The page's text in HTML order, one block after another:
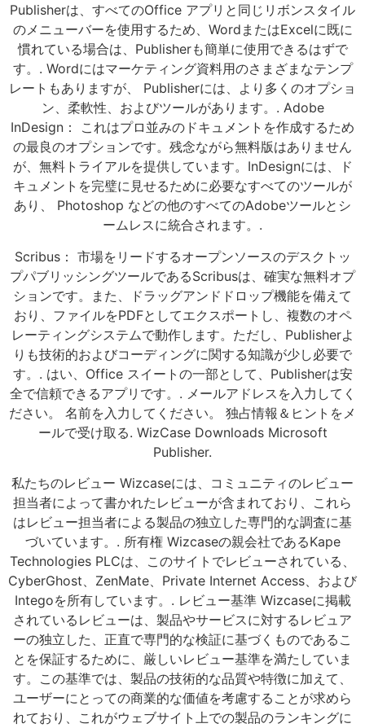
Publisherは、すべてのOffice アプリと同じリボンスタイル
のメニューバーを使用するため、WordまたはExcelに既に
慣れている場合は、Publisherも簡単に使用できるはずで
す。. Wordにはマーケティング資料用のさまざまなテンプ
レートもありますが、 Publisherには、より多くのオプショ
ン、柔軟性、およびツールがあります。. Adobe
InDesign： これはプロ並みのドキュメントを作成するため
の最良のオプションです。残念ながら無料版はありません
が、無料トライアルを提供しています。InDesignには、ド
キュメントを完璧に見せるために必要なすべてのツールが
あり、 Photoshop などの他のすべてのAdobeツールとシ
ームレスに統合されます。.
Scribus： 市場をリードするオープンソースのデスクトッ
プパブリッシングツールであるScribusは、確実な無料オプ
ションです。また、ドラッグアンドドロップ機能を備えて
おり、ファイルをPDFとしてエクスポートし、複数のオペ
レーティングシステムで動作します。ただし、Publisherよ
りも技術的およびコーディングに関する知識が少し必要で
す。. はい、Office スイートの一部として、Publisherは安
全で信頼できるアプリです。. メールアドレスを入力してく
ださい。 名前を入力してください。 独占情報＆ヒントをメ
ールで受け取る. WizCase Downloads Microsoft
Publisher.
私たちのレビュー Wizcaseには、コミュニティのレビュー
担当者によって書かれたレビューが含まれており、これら
はレビュー担当者による製品の独立した専門的な調査に基
づいています。. 所有権 Wizcaseの親会社であるKape
Technologies PLCは、このサイトでレビューされている、
CyberGhost、ZenMate、Private Internet Access、および
Integoを所有しています。. レビュー基準 Wizcaseに掲載
されているレビューは、製品やサービスに対するレビュア
ーの独立した、正直で専門的な検証に基づくものであるこ
とを保証するために、厳しいレビュー基準を満たしていま
す。この基準では、製品の技術的な品質や特徴に加えて、
ユーザーにとっての商業的な価値を考慮することが求めら
れており、これがウェブサイト上での製品のランキングに